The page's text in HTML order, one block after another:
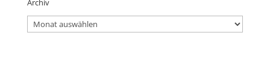
Archiv
Archiv